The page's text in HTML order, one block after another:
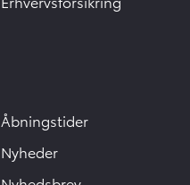
Åbningstider
Nyheder